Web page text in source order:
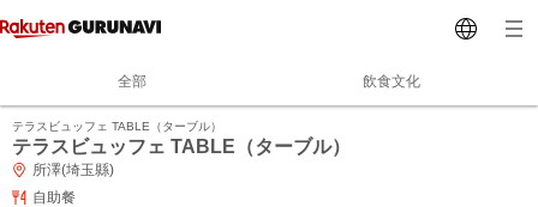
全部 飲食文化
テラスビュッフェ TABLE（ターブル）
テラスビュッフェ TABLE（ターブル）
所澤(埼玉縣)
自助餐